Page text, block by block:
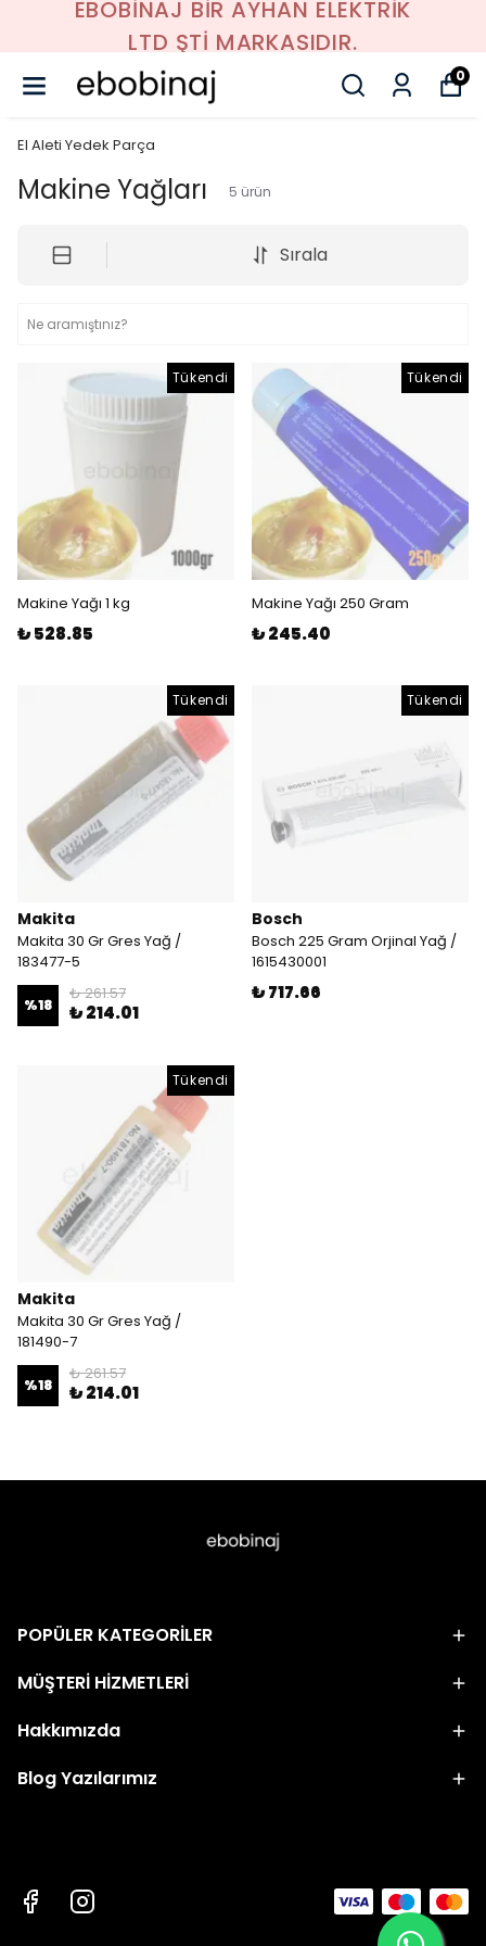
EBOBİNAJ BİR AYHAN ELEKTRİK
LTD ŞTİ MARKASIDIR.
0
El Aleti Yedek Parça
Makine Yağları 5 ürün
Sırala
Tükendi
Makine Yağı 1 kg
₺ 528.85
Tükendi
Makine Yağı 250 Gram
₺ 245.40
Tükendi
Makita
Makita 30 Gr Gres Yağ /
183477-5
%18
₺ 261.57
₺ 214.01
Tükendi
Bosch
Bosch 225 Gram Orjinal Yağ /
1615430001
₺ 717.66
Tükendi
Makita
Makita 30 Gr Gres Yağ /
181490-7
%18
₺ 261.57
₺ 214.01
POPÜLER KATEGORİLER
MÜŞTERİ HİZMETLERİ
Hakkımızda
Blog Yazılarımız